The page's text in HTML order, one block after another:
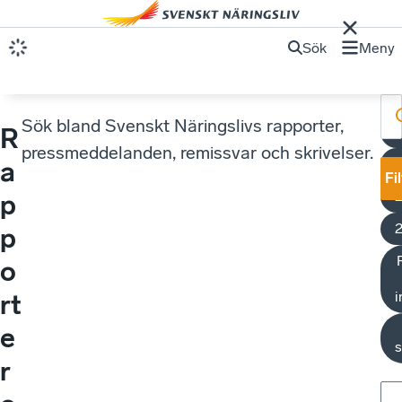
Sök Meny
R
a
p
p
o
rt
e
r
Sök bland Svenskt Näringslivs rapporter,
pressmeddelanden, remissvar och skrivelser.